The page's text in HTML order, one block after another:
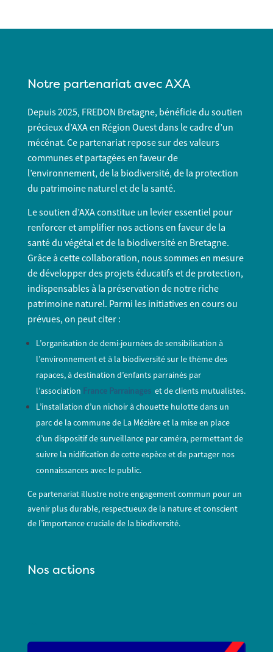
Notre partenariat avec AXA
Depuis 2025, FREDON Bretagne, bénéficie du soutien
précieux d’AXA en Région Ouest dans le cadre d’un
mécénat. Ce partenariat repose sur des valeurs
communes et partagées en faveur de
l’environnement, de la biodiversité, de la protection
du patrimoine naturel et de la santé.
Le soutien d’AXA constitue un levier essentiel pour
renforcer et amplifier nos actions en faveur de la
santé du végétal et de la biodiversité en Bretagne.
Grâce à cette collaboration, nous sommes en mesure
de développer des projets éducatifs et de protection,
indispensables à la préservation de notre riche
patrimoine naturel. Parmi les initiatives en cours ou
prévues, on peut citer :
L’organisation de demi-journées de sensibilisation à
l’environnement et à la biodiversité sur le thème des
rapaces, à destination d’enfants parrainés par
l’association France Parrainages et de clients mutualistes.
L’installation d’un nichoir à chouette hulotte dans un
parc de la commune de La Mézière et la mise en place
d’un dispositif de surveillance par caméra, permettant de
suivre la nidification de cette espèce et de partager nos
connaissances avec le public.
Ce partenariat illustre notre engagement commun pour un
avenir plus durable, respectueux de la nature et conscient
de l’importance cruciale de la biodiversité.
Nos actions